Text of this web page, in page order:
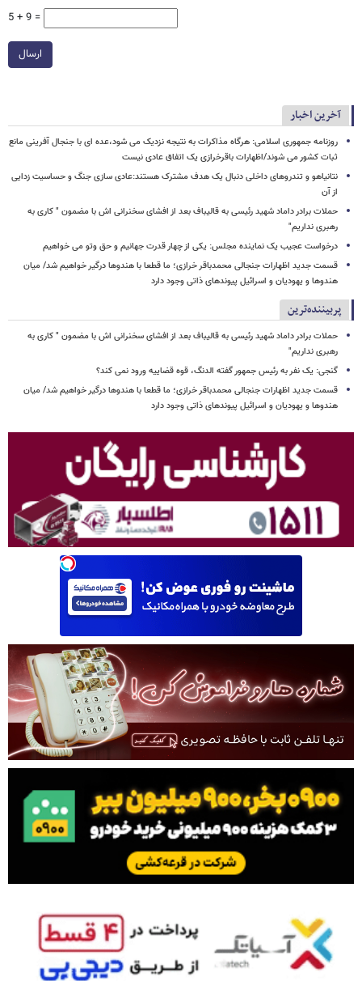
5 + 9 =
ارسال
آخرین اخبار
روزنامه جمهوری اسلامی: هرگاه مذاکرات به نتیجه نزدیک می شود،عده ای با جنجال آفرینی مانع
ثبات کشور می شوند/اظهارات باقرخرازی یک اتفاق عادی نیست
نتانیاهو و تندروهای داخلی دنبال یک هدف مشترک هستند:عادی سازی جنگ و حساسیت زدایی
از آن
حملات برادر داماد شهید رئیسی به قالیباف بعد از افشای سخنرانی اش با مضمون " کاری به
رهبری نداریم"
درخواست عجیب یک نماینده مجلس: یکی از چهار قدرت جهانیم و حق وتو می خواهیم
قسمت جدید اظهارات جنجالی محمدباقر خرازی؛ ما قطعا با هندوها درگیر خواهیم شد/ میان
هندوها و یهودیان و اسرائیل پیوندهای ذاتی وجود دارد
پربیننده‌ترین
حملات برادر داماد شهید رئیسی به قالیباف بعد از افشای سخنرانی اش با مضمون " کاری به
رهبری نداریم"
گنجی: یک نفر به رئیس جمهور گفته الدنگ، قوه قضاییه ورود نمی کند؟
قسمت جدید اظهارات جنجالی محمدباقر خرازی؛ ما قطعا با هندوها درگیر خواهیم شد/ میان
هندوها و یهودیان و اسرائیل پیوندهای ذاتی وجود دارد